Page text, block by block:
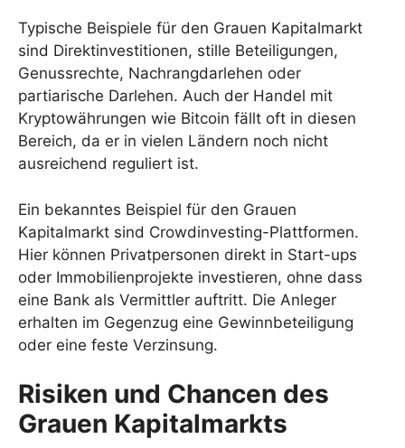
Typische Beispiele für den Grauen Kapitalmarkt
sind Direktinvestitionen, stille Beteiligungen,
Genussrechte, Nachrangdarlehen oder
partiarische Darlehen. Auch der Handel mit
Kryptowährungen wie Bitcoin fällt oft in diesen
Bereich, da er in vielen Ländern noch nicht
ausreichend reguliert ist.
Ein bekanntes Beispiel für den Grauen
Kapitalmarkt sind Crowdinvesting-Plattformen.
Hier können Privatpersonen direkt in Start-ups
oder Immobilienprojekte investieren, ohne dass
eine Bank als Vermittler auftritt. Die Anleger
erhalten im Gegenzug eine Gewinnbeteiligung
oder eine feste Verzinsung.
Risiken und Chancen des
Grauen Kapitalmarkts